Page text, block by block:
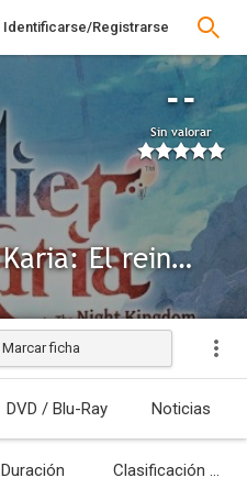
Identificarse/Registrarse
--
Sin valorar
Atelier Karia: El reino de la noche y la guía de los recuerdos
Marcar ficha
DVD / Blu-Ray Noticias
Duración Clasificación por edades